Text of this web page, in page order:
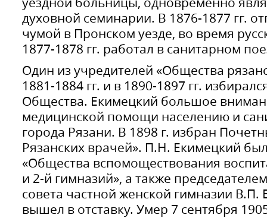
духовной семинарии. В 1876-1877 гг.
чумой в Пронском уезде, во время
1877-1878 гг. работал в санитарном
Один из учредителей «Общества
1881-1884 гг. и в 1890-1897 гг.
Общества. Екимецкий большое
медицинской помощи населению и
города Рязани. В 1898 г. избран
Рязанских врачей». П.Н. Екимецкий
«Общества вспомоществования
и 2-й гимназий», а также
совета частной женской гимназии В.П.
вышел в отставку. Умер 7 сентября